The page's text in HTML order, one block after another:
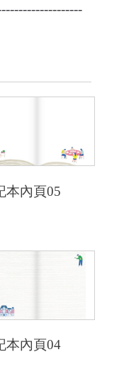
本內頁05
本內頁04